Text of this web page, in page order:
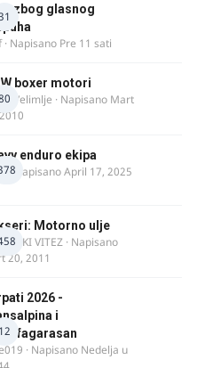
zbog glasnog
· Napisano Pre 11 sati
boxer motori
Velimlje · Napisano Mart
enduro ekipa
· NapisanoApril 17, 2025
Motorno ulje
VITEZ · Napisano
20, 2011
12
2026 -
i
· Napisano Nedelja u